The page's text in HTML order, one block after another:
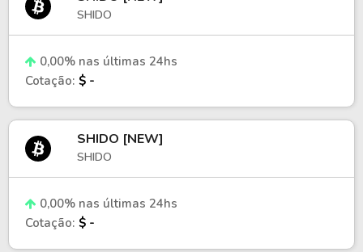
SHIDO
0,00% nas últimas 24hs
Cotação: $ -
SHIDO [NEW]
SHIDO
0,00% nas últimas 24hs
Cotação: $ -